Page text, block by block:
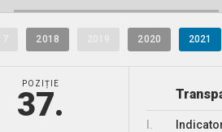
2018 2020 2021
POZIȚIE
37.